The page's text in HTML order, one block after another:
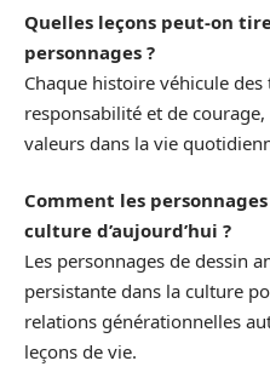
Quelles leçons peut-on
personnages ?
Chaque histoire véhicule des
responsabilité et de
valeurs dans la vie
Comment les
culture d’aujourd’hui ?
Les personnages de dessin
persistante dans la culture
relations générationnelles
leçons de vie.